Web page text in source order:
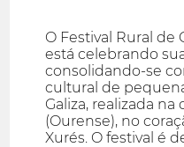
O Festival Rural de
está celebrando
consolidando-se
cultural de
Galiza, realizada
(Ourense), no
Xurés. O festival é